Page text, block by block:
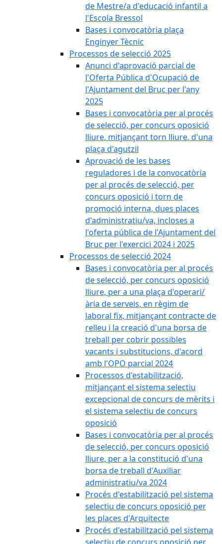
de Mestre/a d'educació infantil a
l'Escola Bressol
Bases i convocatòria plaça
Enginyer Tècnic
Processos de selecció 2025
Anunci d'aprovació parcial de
l'Oferta Pública d'Ocupació de
l'Ajuntament del Bruc per l'any
2025
Bases i convocatòria per al procés
de selecció, per concurs oposició
lliure, mitjançant torn lliure, d'una
plaça d'agutzil
Aprovació de les bases
reguladores i de la convocatòria
per al procés de selecció, per
concurs oposició i torn de
promoció interna, dues places
d'administratiu/va, incloses a
l'oferta pública de l'Ajuntament del
Bruc per l'exercici 2024 i 2025
Processos de selecció 2024
Bases i convocatòria per al procés
de selecció, per concurs oposició
lliure, per a una plaça d'operari/
ària de serveis, en règim de
laboral fix, mitjançant contracte de
relleu i la creació d'una borsa de
treball per cobrir possibles
vacants i substitucions, d'acord
amb l'OPO parcial 2024
Processos d'estabilització,
mitjançant el sistema selectiu
excepcional de concurs de mèrits i
el sistema selectiu de concurs
oposició
Bases i convocatòria per al procés
de selecció, per concurs oposició
lliure, per a la constitució d'una
borsa de treball d'Auxiliar
administratiu/va 2024
Procés d'estabilització pel sistema
selectiu de concurs oposició per
les places d'Arquitecte
Procés d'estabilització pel sistema